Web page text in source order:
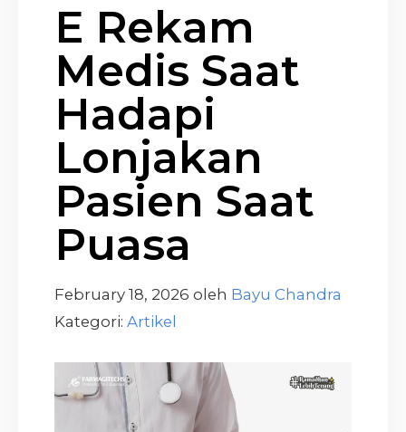
E Rekam
Medis Saat
Hadapi
Lonjakan
Pasien Saat
Puasa
February 18, 2026 oleh Bayu Chandra
Kategori: Artikel